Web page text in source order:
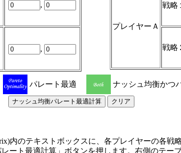
,
,
プレイヤーＡ
戦略
戦略
パレート最適 ナッシュ均衡かつ
内のテキストボックスに、各プレイヤーの各戦
ート最適計算」ボタンを押します。右側のテー